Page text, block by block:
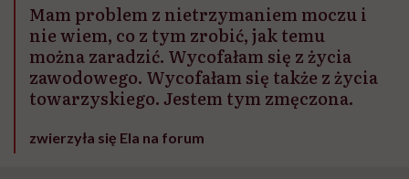
Mam problem z nietrzymaniem moczu i
nie wiem, co z tym zrobić, jak temu
można zaradzić. Wycofałam się z życia
zawodowego. Wycofałam się także z życia
towarzyskiego. Jestem tym zmęczona.
zwierzyła się Ela na forum